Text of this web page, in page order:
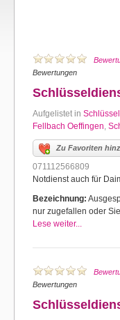
Bewertungen
Aufgelistet in
Fellbach Oeffingen,
Zu Favoriten
071112566809
Notdienst auch für
Bezeichnung:
nur zugefallen oder
Lese weiter...
Bewertungen